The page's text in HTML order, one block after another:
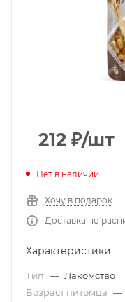
212 ₽/шт
Нет в наличии
Хочу в подарок
Доставка по
Характеристики
Тип — Лакомство
Возраст питомца —